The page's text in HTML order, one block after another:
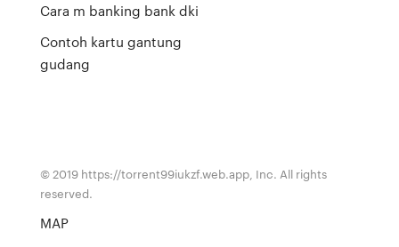
Cara m banking bank dki
Contoh kartu gantung
gudang
© 2019 https://torrent99iukzf.web.app, Inc. All rights
reserved.
MAP